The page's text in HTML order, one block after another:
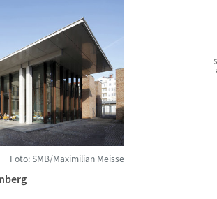
Foto: SMB/Maximilian Meisse